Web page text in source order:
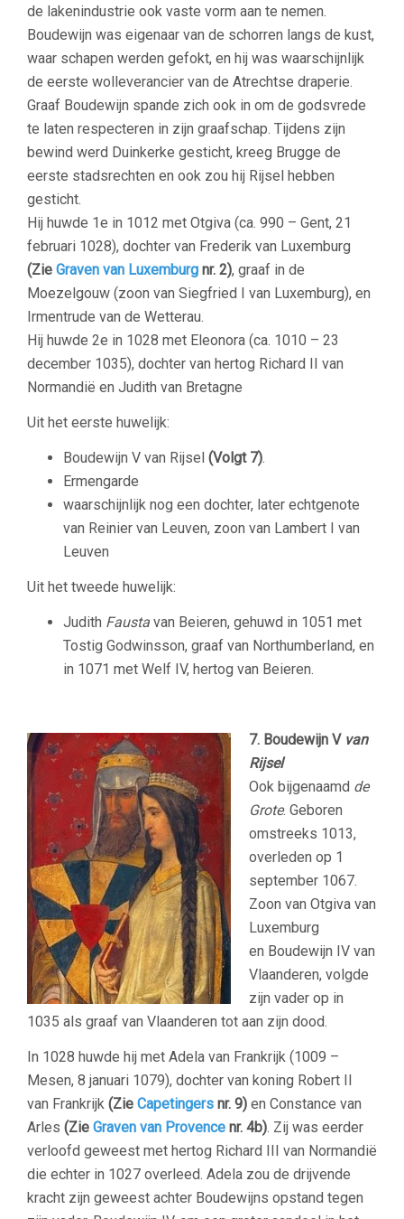
de lakenindustrie ook vaste vorm aan te nemen.
Boudewijn was eigenaar van de schorren langs de kust,
waar schapen werden gefokt, en hij was waarschijnlijk
de eerste wolleverancier van de Atrechtse draperie.
Graaf Boudewijn spande zich ook in om de godsvrede
te laten respecteren in zijn graafschap. Tijdens zijn
bewind werd Duinkerke gesticht, kreeg Brugge de
eerste stadsrechten en ook zou hij Rijsel hebben
gesticht.
Hij huwde 1e in 1012 met Otgiva (ca. 990 – Gent, 21
februari 1028), dochter van Frederik van Luxemburg
(Zie Graven van Luxemburg nr. 2), graaf in de
Moezelgouw (zoon van Siegfried I van Luxemburg), en
Irmentrude van de Wetterau.
Hij huwde 2e in 1028 met Eleonora (ca. 1010 – 23
december 1035), dochter van hertog Richard II van
Normandië en Judith van Bretagne
Uit het eerste huwelijk:
Boudewijn V van Rijsel (Volgt 7).
Ermengarde
waarschijnlijk nog een dochter, later echtgenote
van Reinier van Leuven, zoon van Lambert I van
Leuven
Uit het tweede huwelijk:
Judith Fausta van Beieren, gehuwd in 1051 met
Tostig Godwinsson, graaf van Northumberland, en
in 1071 met Welf IV, hertog van Beieren.
7. Boudewijn V van
Rijsel
Ook bijgenaamd de
Grote. Geboren
omstreeks 1013,
overleden op 1
september 1067.
Zoon van Otgiva van
Luxemburg
en Boudewijn IV van
Vlaanderen, volgde
zijn vader op in
1035 als graaf van Vlaanderen tot aan zijn dood.
In 1028 huwde hij met Adela van Frankrijk (1009 –
Mesen, 8 januari 1079), dochter van koning Robert II
van Frankrijk (Zie Capetingers nr. 9) en Constance van
Arles (Zie Graven van Provence nr. 4b). Zij was eerder
verloofd geweest met hertog Richard III van Normandië
die echter in 1027 overleed. Adela zou de drijvende
kracht zijn geweest achter Boudewijns opstand tegen